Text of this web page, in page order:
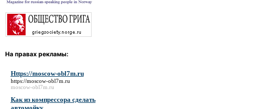
На правах рекламы:
Https://moscow-obl7m.ru
https://moscow-obl7m.ru
moscow-obl7m.ru
Как из компрессора сделать
автомойку